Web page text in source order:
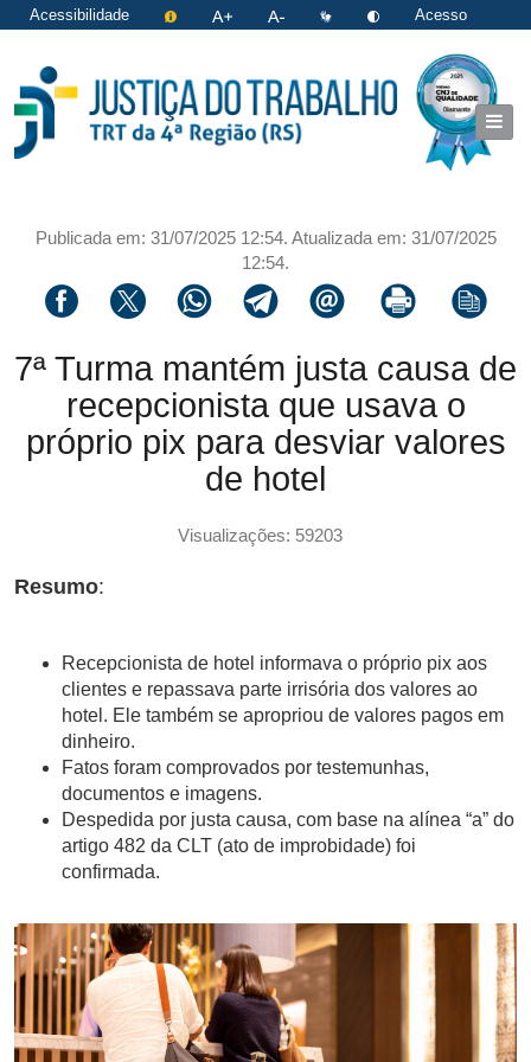
Acessibilidade
Acesso
Publicada em: 31/07/2025 12:54. Atualizada em: 31/07/2025
12:54.
Compartilhar via facebook
Compartilhar via twitter
Compartilhar via whatsapp
Compartilhar via telegram
Compartilhar via email
Imprimir a página
Copiar
7ª Turma mantém justa causa de
recepcionista que usava o
próprio pix para desviar valores
de hotel
Visualizações: 59203
Resumo:
Recepcionista de hotel informava o próprio pix aos
clientes e repassava parte irrisória dos valores ao
hotel. Ele também se apropriou de valores pagos em
dinheiro.
Fatos foram comprovados por testemunhas,
documentos e imagens.
Despedida por justa causa, com base na alínea “a” do
artigo 482 da CLT (ato de improbidade) foi
confirmada.